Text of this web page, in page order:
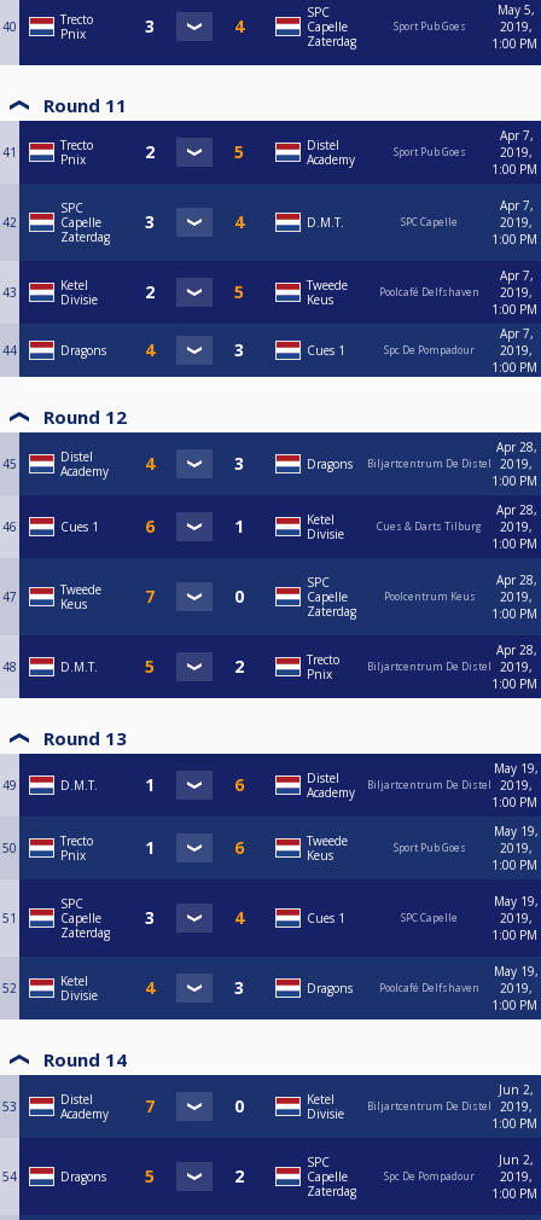
40
Trecto
Pnix
SPC
Capelle
Zaterdag
Sport Pub Goes
May 5,
2019,
1:00 PM
Round 11
41
Trecto
Pnix
Distel
Academy
Sport Pub Goes
Apr 7,
2019,
1:00 PM
42
SPC
Capelle
Zaterdag
D.M.T. SPC Capelle
Apr 7,
2019,
1:00 PM
43
Ketel
Divisie
Tweede
Keus
Poolcafé Delfshaven
Apr 7,
2019,
1:00 PM
44 Dragons Cues 1 Spc De Pompadour
Apr 7,
2019,
1:00 PM
Round 12
45
Distel
Academy
Dragons Biljartcentrum De Distel
Apr 28,
2019,
1:00 PM
46 Cues 1
Ketel
Divisie
Cues & Darts Tilburg
Apr 28,
2019,
1:00 PM
47
Tweede
Keus
SPC
Capelle
Zaterdag
Poolcentrum Keus
Apr 28,
2019,
1:00 PM
48 D.M.T.
Trecto
Pnix
Biljartcentrum De Distel
Apr 28,
2019,
1:00 PM
Round 13
49 D.M.T.
Distel
Academy
Biljartcentrum De Distel
May 19,
2019,
1:00 PM
50
Trecto
Pnix
Tweede
Keus
Sport Pub Goes
May 19,
2019,
1:00 PM
51
SPC
Capelle
Zaterdag
Cues 1 SPC Capelle
May 19,
2019,
1:00 PM
52
Ketel
Divisie
Dragons Poolcafé Delfshaven
May 19,
2019,
1:00 PM
Round 14
53
Distel
Academy
Ketel
Divisie
Biljartcentrum De Distel
Jun 2,
2019,
1:00 PM
54 Dragons
SPC
Capelle
Zaterdag
Spc De Pompadour
Jun 2,
2019,
1:00 PM